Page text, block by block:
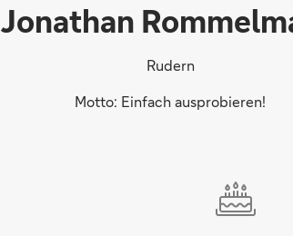
Jonathan
Rudern
Motto: Einfach ausprobieren!